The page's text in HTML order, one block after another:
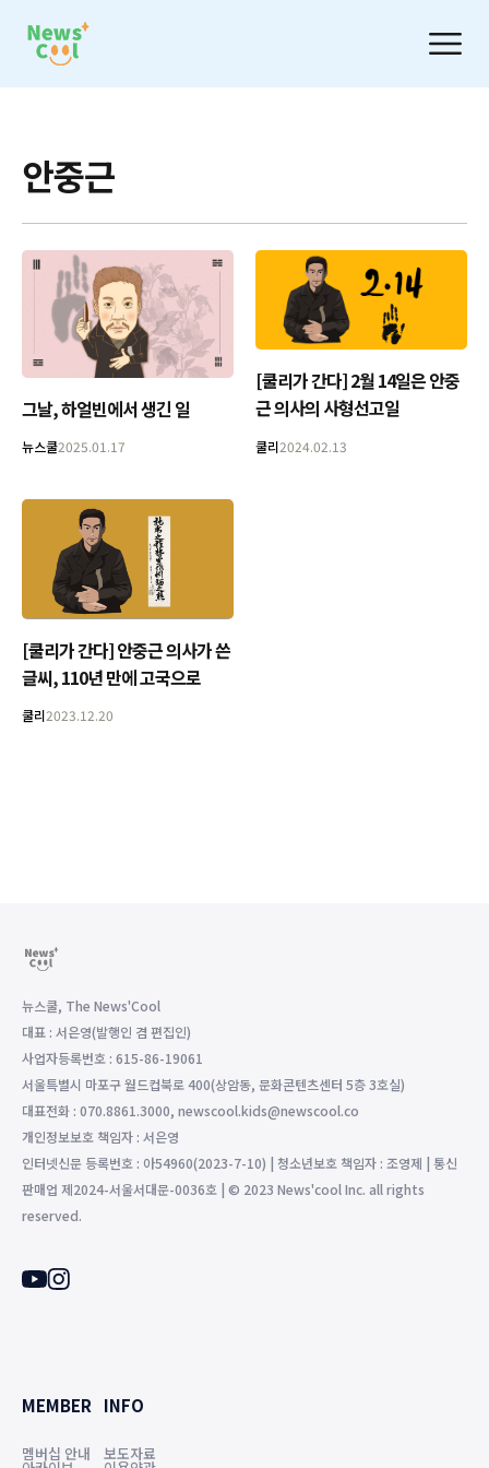
안중근
그날, 하얼빈에서 생긴 일
뉴스쿨2025.01.17
[쿨리가 간다] 2월 14일은 안중
근 의사의 사형선고일
쿨리2024.02.13
[쿨리가 간다] 안중근 의사가 쓴
글씨, 110년 만에 고국으로
쿨리2023.12.20
뉴스쿨, The News'Cool
대표 : 서은영(발행인 겸 편집인)
사업자등록번호 : 615-86-19061
서울특별시 마포구 월드컵북로 400(상암동, 문화콘텐츠센터 5층 3호실)
대표전화 : 070.8861.3000, newscool.kids@newscool.co
개인정보보호 책임자 : 서은영
인터넷신문 등록번호 : 아54960(2023-7-10) | 청소년보호 책임자 : 조영제 | 통신
판매업 제2024-서울서대문-0036호 | © 2023 News'cool Inc. all rights
reserved.
MEMBER
멤버십 안내
INFO
보도자료